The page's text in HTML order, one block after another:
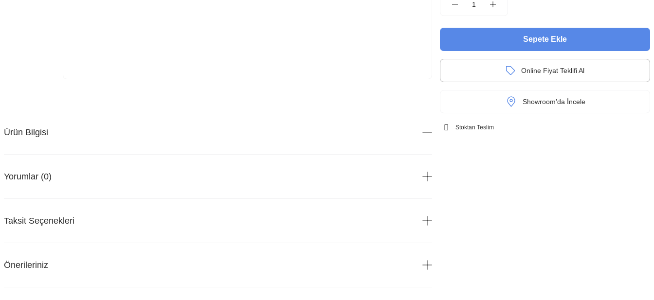
Ürün Bilgisi
Yorumlar (0)
Taksit Seçenekleri
Önerileriniz
Sepete Ekle
Online Fiyat Teklifi Al
Showroom’da İncele
Stoktan Teslim